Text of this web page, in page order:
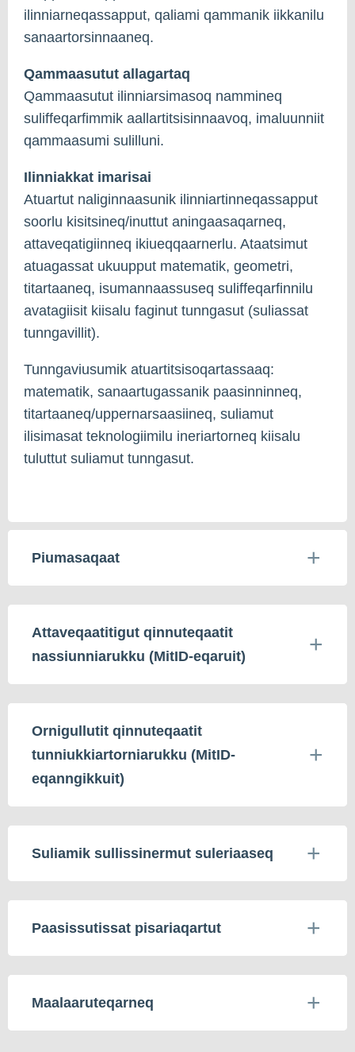
ilinniarneqassapput, qaliami qammanik iikkanilu
sanaartorsinnaaneq.
Qammaasutut allagartaq
Qammaasutut ilinniarsimasoq nammineq
suliffeqarfimmik aallartitsisinnaavoq, imaluunniit
qammaasumi sulilluni.
Ilinniakkat imarisai
Atuartut naliginnaasunik ilinniartinneqassapput
soorlu kisitsineq/inuttut aningaasaqarneq,
attaveqatigiinneq ikiueqqaarnerlu. Ataatsimut
atuagassat ukuupput matematik, geometri,
titartaaneq, isumannaassuseq suliffeqarfinnilu
avatagiisit kiisalu faginut tunngasut (suliassat
tunngavillit).
Tunngaviusumik atuartitsisoqartassaaq:
matematik, sanaartugassanik paasinninneq,
titartaaneq/uppernarsaasiineq, suliamut
ilisimasat teknologiimilu ineriartorneq kiisalu
tuluttut suliamut tunngasut.
Piumasaqaat
Attaveqaatitigut qinnuteqaatit
nassiunniarukku (MitID-eqaruit)
Ornigullutit qinnuteqaatit
tunniukkiartorniarukku (MitID-
eqanngikkuit)
Suliamik sullissinermut suleriaaseq
Paasissutissat pisariaqartut
Maalaaruteqarneq